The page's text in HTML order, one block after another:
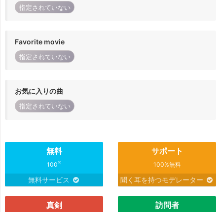
指定されていない
Favorite movie
指定されていない
お気に入りの曲
指定されていない
無料
100%
無料サービス
サポート
100%無料
聞く耳を持つモデレーター
真剣 訪問者